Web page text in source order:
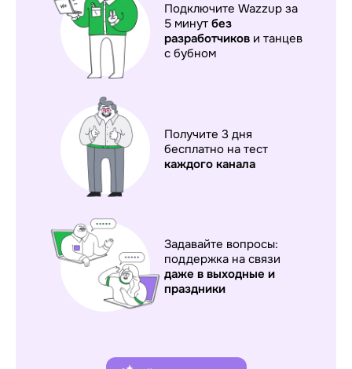
Подключите Wazzup за
5 минут без
разработчиков и танцев
с бубном
Получите 3 дня
бесплатно на тест
каждого канала
Задавайте вопросы:
поддержка на связи
даже в выходные и
праздники